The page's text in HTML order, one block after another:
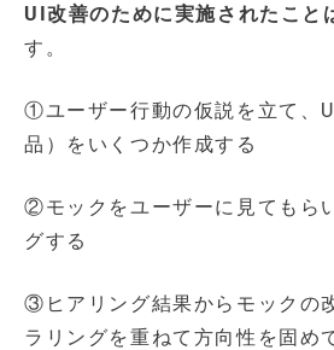
UI改善のために実施されたこと
す。
①ユーザー行動の仮説を立て、
品）をいくつか作成する
②モックをユーザーに見てもら
グする
③ヒアリング結果からモックの
ラリングを重ねて方向性を固め